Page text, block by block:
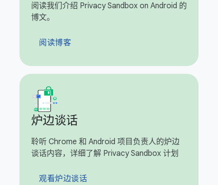
阅读我们介绍 Privacy Sandbox on Android 的
博文。
阅读博客
炉边谈话
聆听 Chrome 和 Android 项目负责人的炉边
谈话内容，详细了解 Privacy Sandbox 计划
观看炉边谈话